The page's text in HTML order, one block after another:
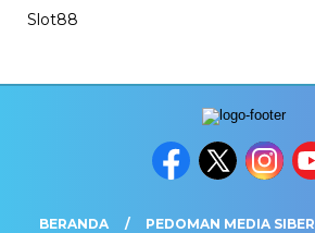
Slot88
BERANDA PEDOMAN MEDIA SIBER